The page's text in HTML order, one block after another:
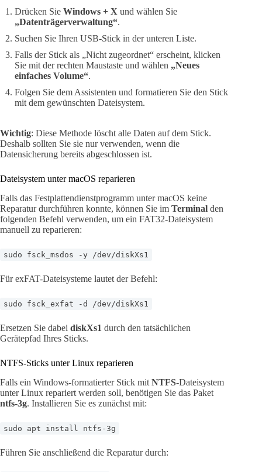
Drücken Sie Windows + X und wählen Sie
„Datenträgerverwaltung“.
Suchen Sie Ihren USB-Stick in der unteren Liste.
Falls der Stick als „Nicht zugeordnet“ erscheint, klicken
Sie mit der rechten Maustaste und wählen „Neues
einfaches Volume“.
Folgen Sie dem Assistenten und formatieren Sie den Stick
mit dem gewünschten Dateisystem.
Wichtig: Diese Methode löscht alle Daten auf dem Stick.
Deshalb sollten Sie sie nur verwenden, wenn die
Datensicherung bereits abgeschlossen ist.
Dateisystem unter macOS reparieren
Falls das Festplattendienstprogramm unter macOS keine
Reparatur durchführen konnte, können Sie im Terminal den
folgenden Befehl verwenden, um ein FAT32-Dateisystem
manuell zu reparieren:
sudo fsck_msdos -y /dev/diskXs1
Für exFAT-Dateisysteme lautet der Befehl:
sudo fsck_exfat -d /dev/diskXs1
Ersetzen Sie dabei diskXs1 durch den tatsächlichen
Gerätepfad Ihres Sticks.
NTFS-Sticks unter Linux reparieren
Falls ein Windows-formatierter Stick mit NTFS-Dateisystem
unter Linux repariert werden soll, benötigen Sie das Paket
ntfs-3g. Installieren Sie es zunächst mit:
sudo apt install ntfs-3g
Führen Sie anschließend die Reparatur durch: